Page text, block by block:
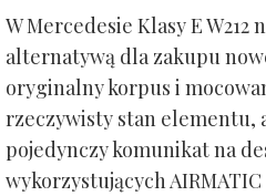
W Mercedesie Klasy E
alternatywą dla zakupu
oryginalny korpus i
rzeczywisty stan elementu,
pojedynczy komunikat na
wykorzystujących